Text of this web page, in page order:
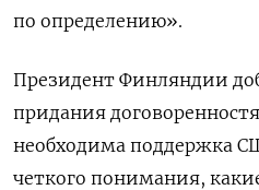
по определению».
Президент Финляндии
придания
необходима поддержка
четкого понимания,